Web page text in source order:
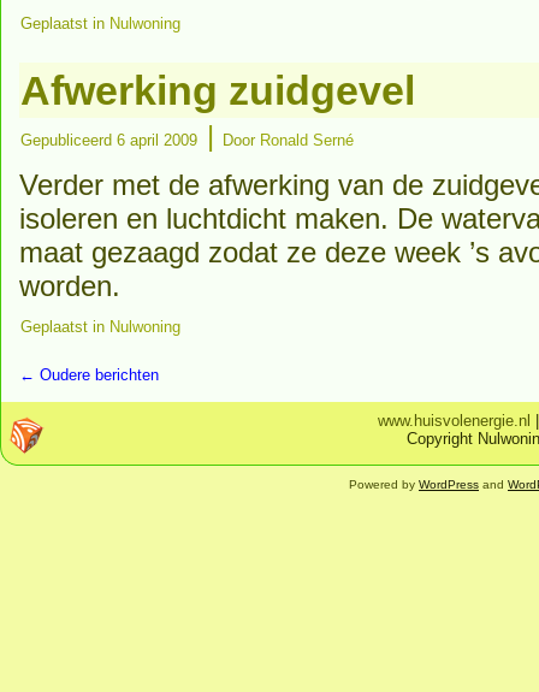
Geplaatst in Nulwoning
Afwerking zuidgevel
Gepubliceerd 6 april 2009 | Door Ronald Serné
Verder met de afwerking van de
isoleren en luchtdicht maken. De
maat gezaagd zodat ze deze week ’s
worden.
Geplaatst in Nulwoning
← Oudere berichten
www.huisvolenergie.nl
Copyright
Powered by WordPress and